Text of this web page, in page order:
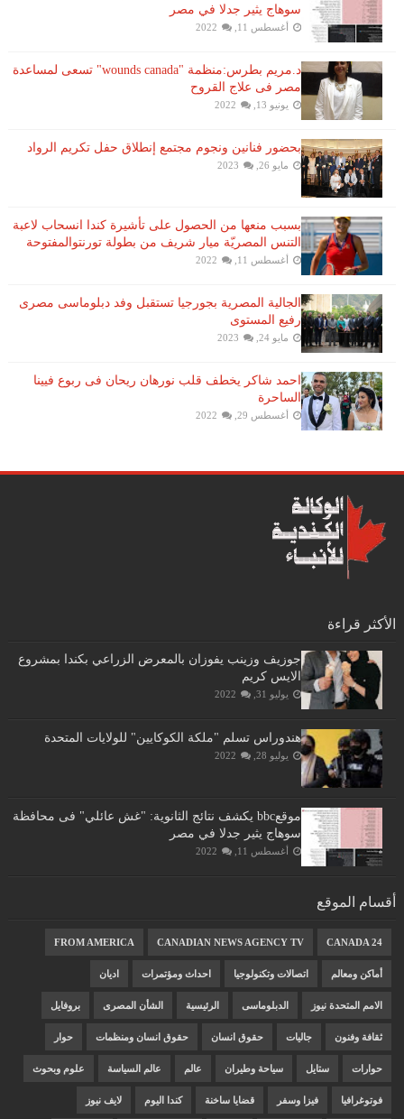
سوهاج يثير جدلا في مصر
أغسطس 11, 2022
د.مريم بطرس:منظمة "wounds canada" تسعى لمساعدة
مصر فى علاج القروح
يونيو 13, 2022
بحضور فنانين ونجوم مجتمع إنطلاق حفل تكريم الرواد
مايو 26, 2023
بسبب منعها من الحصول على تأشيرة كندا انسحاب لاعبة ​
التنس​ المصريّة ​ميار شريف​ من بطولة ​تورنتو​المفتوحة
أغسطس 11, 2022
الجالية المصرية بجورجيا تستقبل وفد دبلوماسى مصرى
رفيع المستوى
مايو 24, 2023
احمد شاكر يخطف قلب نورهان ريحان فى ربوع فيينا
الساحرة
أغسطس 29, 2022
الأكثر قراءة
جوزيف وزينب يفوزان بالمعرض الزراعي بكندا بمشروع
الايس كريم
يوليو 31, 2022
هندوراس تسلم "ملكة الكوكايين" للولايات المتحدة
يوليو 28, 2022
موقعbbc يكشف نتائج الثانوية: "غش عائلي" فى محافظة
سوهاج يثير جدلا في مصر
أغسطس 11, 2022
أقسام الموقع
CANADA 24
CANADIAN NEWS AGENCY TV
FROM AMERICA
أماكن ومعالم اتصالات وتكنولوجيا احداث ومؤتمرات اديان
الامم المتحدة نيوز الدبلوماسى الرئيسية الشأن المصرى بروفايل
ثقافة وفنون جاليات حقوق انسان حقوق انسان ومنظمات حوار
حوارات ستايل سياحة وطيران عالم عالم السياسة علوم وبحوث
فوتوغرافيا فيزا وسفر قضايا ساخنة كندا اليوم لايف نيوز